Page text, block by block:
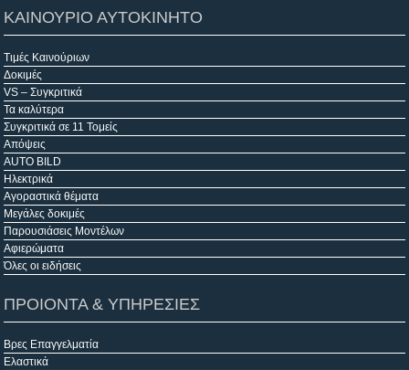
ΚΑΙΝΟΥΡΙΟ ΑΥΤΟΚΙΝΗΤΟ
Τιμές Καινούριων
Δοκιμές
VS – Συγκριτικά
Τα καλύτερα
Συγκριτικά σε 11 Τομείς
Απόψεις
AUTO BILD
Ηλεκτρικά
Αγοραστικά θέματα
Μεγάλες δοκιμές
Παρουσιάσεις Μοντέλων
Αφιερώματα
Όλες οι ειδήσεις
ΠΡΟΙΟΝΤΑ & ΥΠΗΡΕΣΙΕΣ
Βρες Επαγγελματία
Ελαστικά